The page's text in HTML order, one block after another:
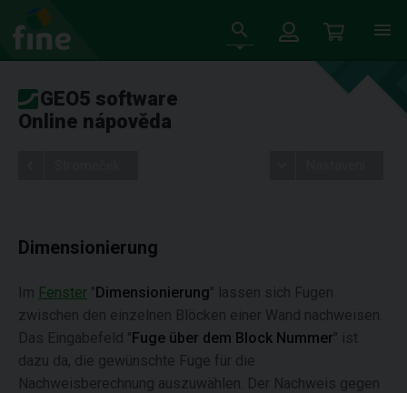
GEO5 software
Online nápověda
Dimensionierung
Im Fenster "Dimensionierung" lassen sich Fugen
zwischen den einzelnen Blöcken einer Wand nachweisen.
Das Eingabefeld "Fuge über dem Block Nummer" ist
dazu da, die gewünschte Fuge für die
Nachweisberechnung auszuwählen. Der Nachweis gegen